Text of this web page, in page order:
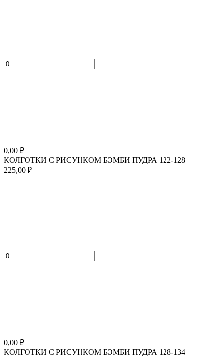
0,00 ₽
КОЛГОТКИ С РИСУНКОМ БЭМБИ ПУДРА 122-128
225,00 ₽
0,00 ₽
КОЛГОТКИ С РИСУНКОМ БЭМБИ ПУДРА 128-134